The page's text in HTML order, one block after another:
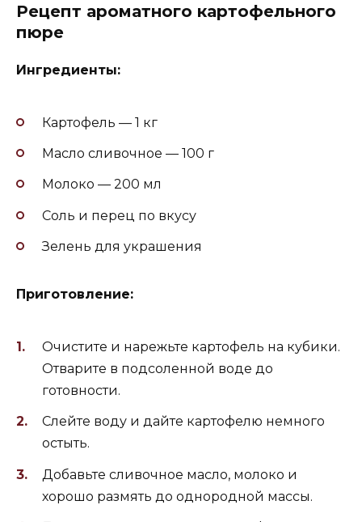
Рецепт ароматного картофельного
пюре
Ингредиенты:
Картофель — 1 кг
Масло сливочное — 100 г
Молоко — 200 мл
Соль и перец по вкусу
Зелень для украшения
Приготовление:
Очистите и нарежьте картофель на кубики.
Отварите в подсоленной воде до
готовности.
Слейте воду и дайте картофелю немного
остыть.
Добавьте сливочное масло, молоко и
хорошо размять до однородной массы.